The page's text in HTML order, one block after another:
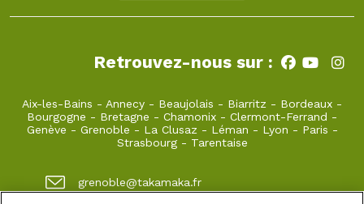
Retrouvez-nous sur :
Aix-les-Bains - Annecy - Beaujolais - Biarritz - Bordeaux -
Bourgogne - Bretagne - Chamonix - Clermont-Ferrand -
Genève - Grenoble - La Clusaz - Léman - Lyon - Paris -
Strasbourg- Tarentaise
grenoble@takamaka.fr